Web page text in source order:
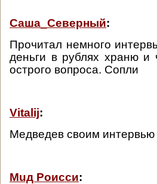
Саша_Северный:
Прочитал немного
деньги в рублях храню и
острого вопроса. Сопли
Vitalij:
Медведев своим
Muд Роисси: